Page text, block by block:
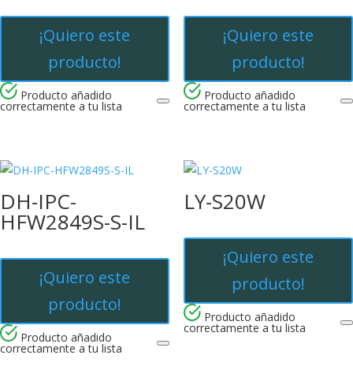
¡Quiero este
producto!
Producto añadido
correctamente a tu lista
¡Quiero este
producto!
Producto añadido
correctamente a tu lista
DH-IPC-
HFW2849S-S-IL
¡Quiero este
producto!
Producto añadido
correctamente a tu lista
LY-S20W
¡Quiero este
producto!
Producto añadido
correctamente a tu lista